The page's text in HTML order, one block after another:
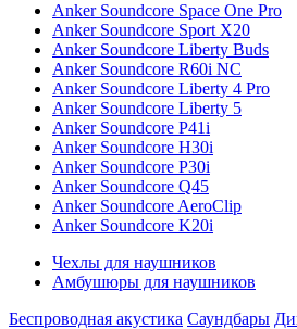
Anker Soundcore Space One Pro
Anker Soundcore Sport X20
Anker Soundcore Liberty Buds
Anker Soundcore R60i NC
Anker Soundcore Liberty 4 Pro
Anker Soundcore Liberty 5
Anker Soundcore P41i
Anker Soundcore H30i
Anker Soundcore P30i
Anker Soundcore Q45
Anker Soundcore AeroClip
Anker Soundcore K20i
Чехлы для наушников
Амбушюры для наушников
Беспроводная акустика Саундбары